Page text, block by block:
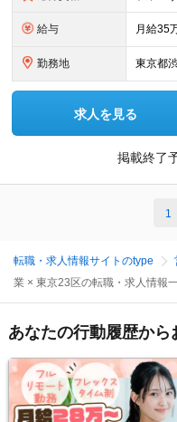
給与
勤務地
求人を見る
掲載終了
1
転職・求人情報サイトのtype
業 × 東京23区の転職・求人情報
あなたの行動履歴から